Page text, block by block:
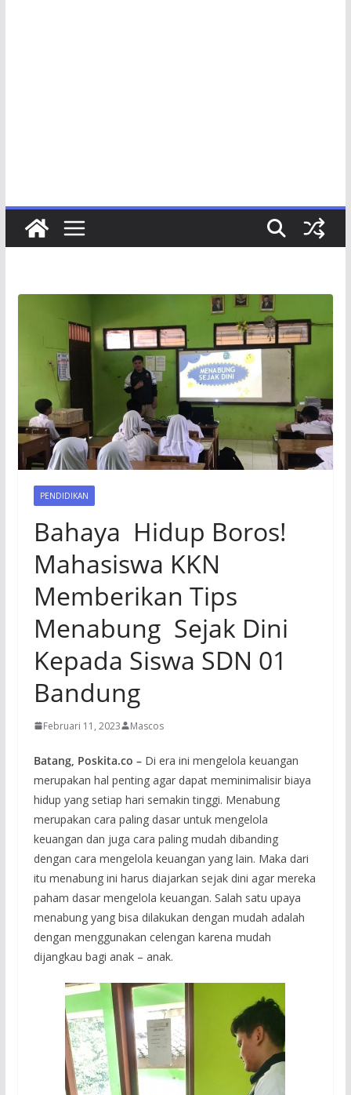
PENDIDIKAN
Bahaya Hidup Boros!
Mahasiswa KKN
Memberikan Tips
Menabung Sejak Dini
Kepada Siswa SDN 01
Bandung
Februari 11, 2023 Mascos
Batang, Poskita.co –Di era ini mengelola keuangan
merupakan hal penting agar dapat meminimalisir biaya
hidup yang setiap hari semakin tinggi. Menabung
merupakan cara paling dasar untuk mengelola
keuangan dan juga cara paling mudah dibanding
dengan cara mengelola keuangan yang lain. Maka dari
itu menabung ini harus diajarkan sejak dini agar mereka
paham dasar mengelola keuangan. Salah satu upaya
menabung yang bisa dilakukan dengan mudah adalah
dengan menggunakan celengan karena mudah
dijangkau bagi anak – anak.